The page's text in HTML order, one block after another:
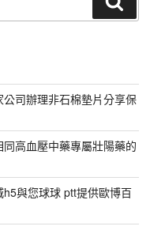
尋
司辦理非石棉墊片分享保
高血壓中藥專屬壯陽藥的
與您球球 ptt提供歐博百